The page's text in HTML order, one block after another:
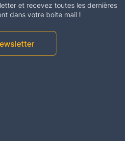
et recevez toutes les dernières
dans votre boite mail !